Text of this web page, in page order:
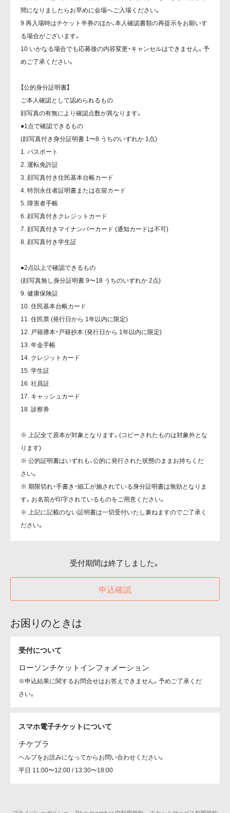
間になりましたらお早めに会場へご入場ください。
9 再入場時はチケット半券のほか、本人確認書類の再提示をお願いす
る場合がございます。
10 いかなる場合でも応募後の内容変更・キャンセルはできません。予
めご了承ください。
【公的身分証明書】
ご本人確認として認められるもの
顔写真の有無により確認点数が異なります。
●1点で確認できるもの
(顔写真付き身分証明書 1〜8 うちのいずれか 1点)
1. パスポート
2. 運転免許証
3. 顔写真付き住民基本台帳カード
4. 特別永住者証明書または在留カード
5. 障害者手帳
6. 顔写真付きクレジットカード
7. 顔写真付きマイナンバーカード (通知カードは不可)
8. 顔写真付き学生証
●2点以上で確認できるもの
(顔写真無し身分証明書 9〜18 うちのいずれか 2点)
9. 健康保険証
10. 住民基本台帳カード
11. 住民票 (発行日から 1年以内に限定)
12. 戸籍謄本・戸籍抄本 (発行日から 1年以内に限定)
13. 年金手帳
14. クレジットカード
15. 学生証
16. 社員証
17. キャッシュカード
18. 診察券
※ 上記全て原本が対象となります。(コピーされたものは対象外とな
ります)
※ 公的証明書はいずれも、公的に発行された状態のままお持ちくだ
さい。
※ 期限切れ・手書き・細工が施されている身分証明書は無効となりま
す。お名前が印字されているものをご用意ください。
※ 上記に記載のない証明書は一切受付いたし兼ねますのでご了承く
ださい。
受付期間は終了しました。
申込確認
お困りのときは
受付について
ローソンチケットインフォメーション
※申込結果に関するお問合せはお答えできません。予めご了承くだ
さい。
スマホ電子チケットについて
チケプラ
ヘルプをお読みになってからお問い合わせください。
平日 11:00〜12:00 / 13:30〜18:00